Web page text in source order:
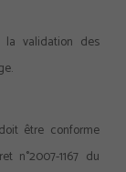
la validation des
être conforme
n°2007-1167 du